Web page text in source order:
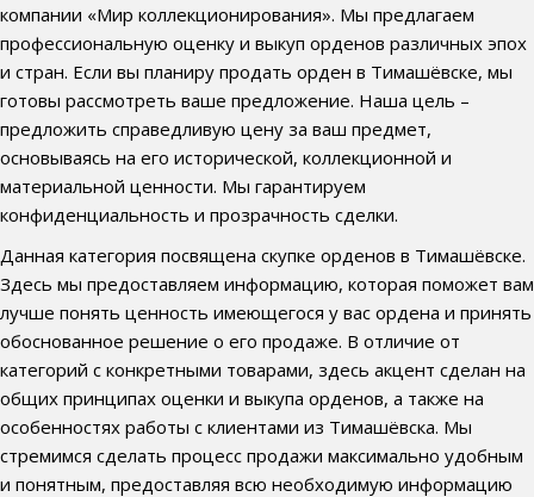
компании «Мир коллекционирования». Мы предлагаем
профессиональную оценку и выкуп орденов различных эпох
и стран. Если вы планиру продать орден в Тимашёвске, мы
готовы рассмотреть ваше предложение. Наша цель –
предложить справедливую цену за ваш предмет,
основываясь на его исторической, коллекционной и
материальной ценности. Мы гарантируем
конфиденциальность и прозрачность сделки.
Данная категория посвящена скупке орденов в Тимашёвске.
Здесь мы предоставляем информацию, которая поможет вам
лучше понять ценность имеющегося у вас ордена и принять
обоснованное решение о его продаже. В отличие от
категорий с конкретными товарами, здесь акцент сделан на
общих принципах оценки и выкупа орденов, а также на
особенностях работы с клиентами из Тимашёвска. Мы
стремимся сделать процесс продажи максимально удобным
и понятным, предоставляя всю необходимую информацию